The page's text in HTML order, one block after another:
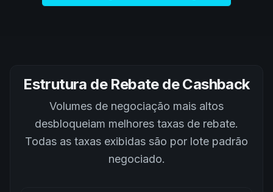
Estrutura de Rebate de Cashback
Volumes de negociação mais altos
desbloqueiam melhores taxas de rebate.
Todas as taxas exibidas são por lote padrão
negociado.